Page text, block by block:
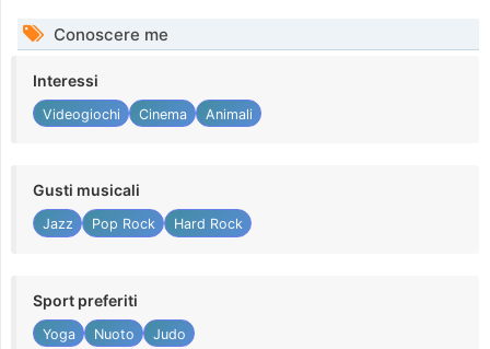
Conoscere me
Interessi
Videogiochi Cinema Animali
Gusti musicali
Jazz Pop Rock Hard Rock
Sport preferiti
Yoga Nuoto Judo